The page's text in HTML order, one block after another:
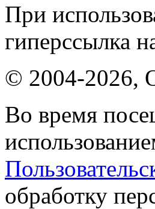
При
гиперссылка
© 2004-2026,
Во время
обработку